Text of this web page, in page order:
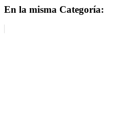
En la misma Categoría: